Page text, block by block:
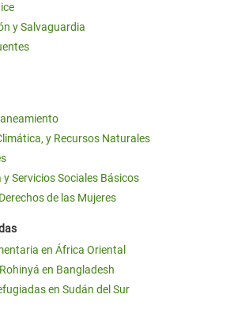
y Salvaguardia
y Recursos Naturales
Servicios Sociales Básicos
de las Mujeres
en África Oriental
en Bangladesh
en Sudán del Sur